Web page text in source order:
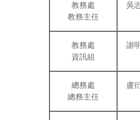
教務處
教務主任
吳
教務處
資訊組
謝
總務處
總務主任
盧